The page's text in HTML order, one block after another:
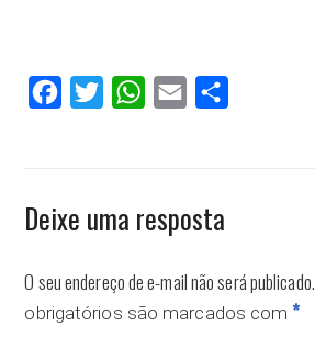
FacebookTwitter WhatsApp
Email
Deixe uma resposta
O seu endereço de e-mail não será publicado.
obrigatórios são marcados com *